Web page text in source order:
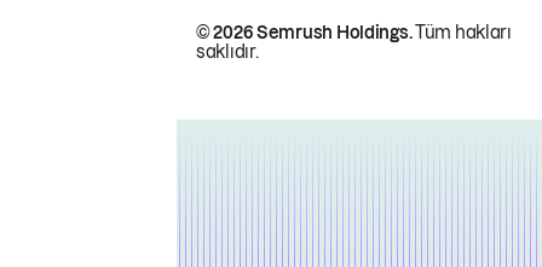
© 2026 Semrush Holdings.Tüm hakları
saklıdır.